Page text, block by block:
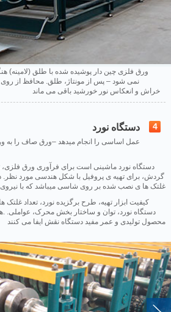
ورق فلزی چین دار پوشیده شده با طلق (لامینه)
نمی شود – پس از مونتاژ، طلق. محافظ از
خراش و انعکاس نور خورشید باقی می ماند
4 دستگاه نورد
.عمل اساسی را انجام میدهد –ورق صاف را به
دستگاه نورد ماشینی است برای فرآوری ورق
گردش، برای تهیه ی پروفیل با شکل هندسی مورد نظر.
غلتک ها ی نصب شده بر روی شاسی میباشد که با
کیفیت ابزار تهیه، طرح برگزیده نورد، تعداد
دستگاه نورد، توان و ساختار بخش محرک، عواملی.
محصول تولیدی و عمر مفید دستگاه نقش ایفا می کنند